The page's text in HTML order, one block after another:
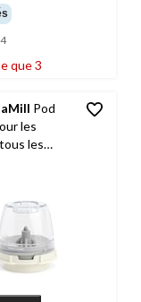
que 3
Pod
les
les